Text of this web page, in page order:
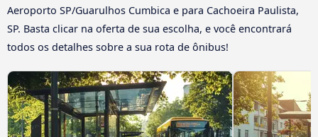
Aeroporto SP/Guarulhos Cumbica e para Cachoeira Paulista,
SP. Basta clicar na oferta de sua escolha, e você encontrará
todos os detalhes sobre a sua rota de ônibus!